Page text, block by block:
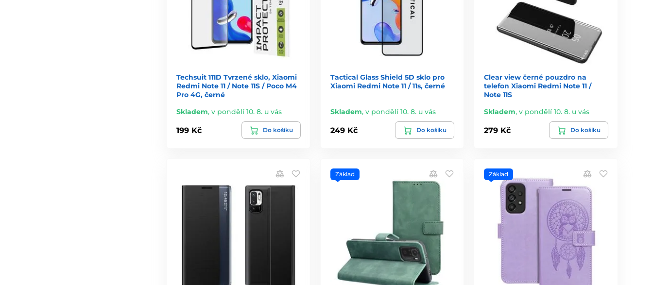
Techsuit 111D Tvrzené sklo, Xiaomi
Redmi Note 11 / Note 11S / Poco M4
Pro 4G, černé
Skladem, v pondělí 10. 8. u vás
199 Kč Do košíku
Tactical Glass Shield 5D sklo pro
Xiaomi Redmi Note 11 / 11s, černé
Skladem, v pondělí 10. 8. u vás
249 Kč Do košíku
Clear view černé pouzdro na
telefon Xiaomi Redmi Note 11 /
Note 11S
Skladem,v pondělí 10. 8. u vás
279 Kč Do košíku
Základ Základ